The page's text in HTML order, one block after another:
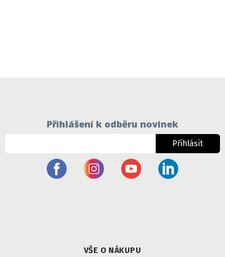
Přihlášení k odběru novinek
Přihlásit
VŠE O NÁKUPU